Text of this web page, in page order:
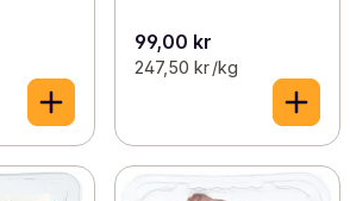
99,00 kr
247,50 kr /kg